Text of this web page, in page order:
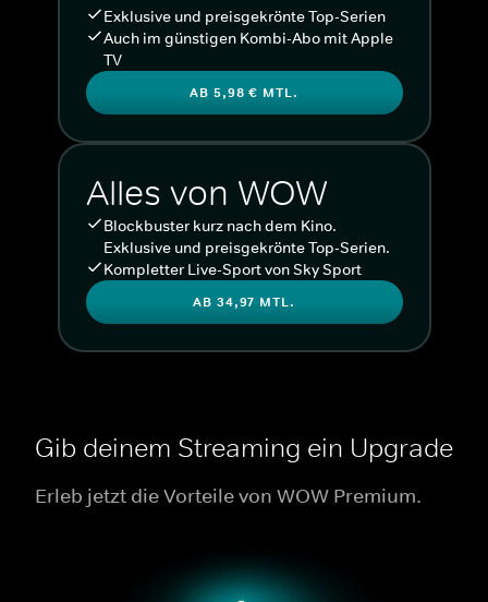
Exklusive und preisgekrönte Top-Serien
Auch im günstigen Kombi-Abo mit Apple
TV
AB 5,98 € MTL.
Alles von WOW
Blockbuster kurz nach dem Kino.
Exklusive und preisgekrönte Top-Serien.
Kompletter Live-Sport von Sky Sport
AB 34,97 MTL.
Gib deinem Streaming ein Upgrade
Erleb jetzt die Vorteile von WOW Premium.